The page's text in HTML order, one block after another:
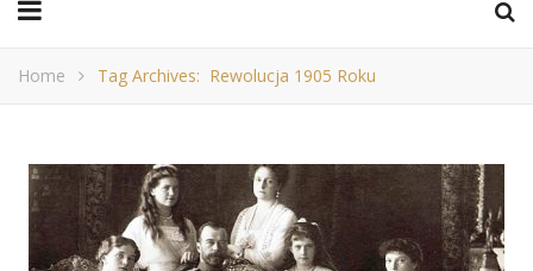
Home Tag Archives: Rewolucja 1905 Roku